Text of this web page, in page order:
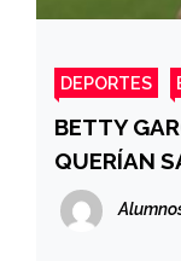
DEPORTES
BETTY
QUERÍAN